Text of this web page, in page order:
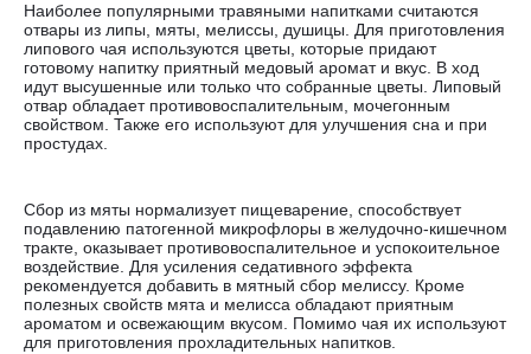
Наиболее популярными травяными напитками считаются
отвары из липы, мяты, мелиссы, душицы. Для приготовления
липового чая используются цветы, которые придают
готовому напитку приятный медовый аромат и вкус. В ход
идут высушенные или только что собранные цветы. Липовый
отвар обладает противовоспалительным, мочегонным
свойством. Также его используют для улучшения сна и при
простудах.
Сбор из мяты нормализует пищеварение, способствует
подавлению патогенной микрофлоры в желудочно-кишечном
тракте, оказывает противовоспалительное и успокоительное
воздействие. Для усиления седативного эффекта
рекомендуется добавить в мятный сбор мелиссу. Кроме
полезных свойств мята и мелисса обладают приятным
ароматом и освежающим вкусом. Помимо чая их используют
для приготовления прохладительных напитков.